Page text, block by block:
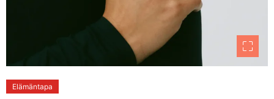
Elämäntapa